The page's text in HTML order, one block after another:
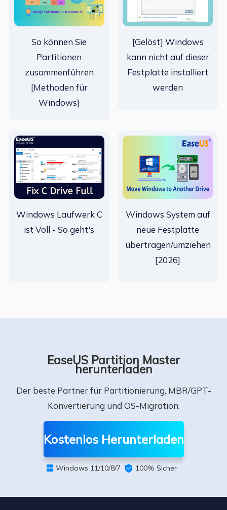
So können Sie
Partitionen
zusammenführen
[Methoden für
Windows]
[Gelöst] Windows
kann nicht auf dieser
Festplatte installiert
werden
Windows Laufwerk C
ist Voll - So geht's
Windows System auf
neue Festplatte
übertragen/umziehen
[2026]
EaseUS Partition Master
herunterladen
Der beste Partner für Partitionierung, MBR/GPT-
Konvertierung und OS-Migration.
Kostenlos Herunterladen
 Windows 11/10/8/7  100% Sicher